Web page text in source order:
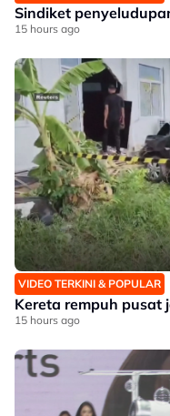
Sindiket
15 hours ago
VIDEO TERKINI & POPULAR
Kereta rempuh pusat
15 hours ago